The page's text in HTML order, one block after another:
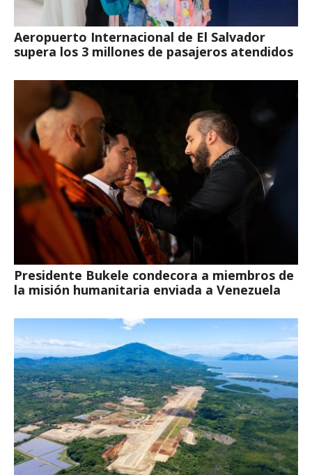
Aeropuerto Internacional de El Salvador
supera los 3 millones de pasajeros atendidos
Presidente Bukele condecora a miembros de
la misión humanitaria enviada a Venezuela